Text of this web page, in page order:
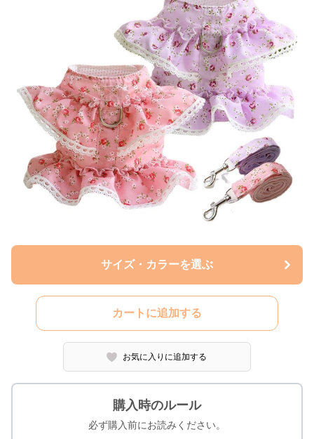
サイズ・カラーを選ぶ
カートに追加する
お気に入りに追加する
購入時のルール
必ず購入前にお読みください。